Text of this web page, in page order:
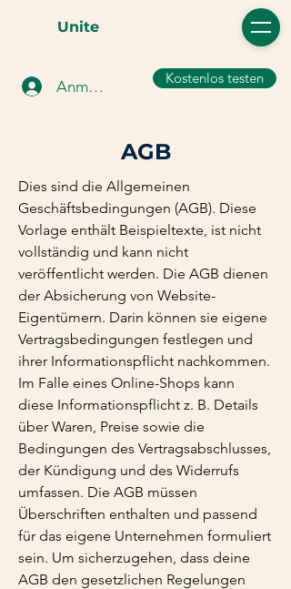
Unite
Anmelden Kostenlos testen
AGB
Dies sind die Allgemeinen
Geschäftsbedingungen (AGB). Diese
Vorlage enthält Beispieltexte, ist nicht
vollständig und kann nicht
veröffentlicht werden. Die AGB dienen
der Absicherung von Website-
Eigentümern. Darin können sie eigene
Vertragsbedingungen festlegen und
ihrer Informationspflicht nachkommen.
Im Falle eines Online-Shops kann
diese Informationspflicht z. B. Details
über Waren, Preise sowie die
Bedingungen des Vertragsabschlusses,
der Kündigung und des Widerrufs
umfassen. Die AGB müssen
Überschriften enthalten und passend
für das eigene Unternehmen formuliert
sein. Um sicherzugehen, dass deine
AGB den gesetzlichen Regelungen